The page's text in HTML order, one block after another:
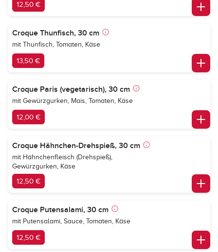
12,50 €
Croque Thunfisch, 30 cm
mit Thunfisch, Tomaten, Käse
13,50 €
Croque Paris (vegetarisch), 30 cm
mit Gewürzgurken, Mais, Tomaten, Käse
12,00 €
Croque Hähnchen-Drehspieß, 30 cm
mit Hähnchenfleisch (Drehspieß),
Gewürzgurken, Käse
12,50 €
Croque Putensalami, 30 cm
mit Putensalami, Sauce, Tomaten, Käse
12,50 €